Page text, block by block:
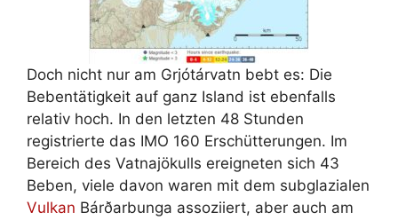
Doch nicht nur am Grjótárvatn bebt es: Die
Bebentätigkeit auf ganz Island ist ebenfalls
relativ hoch. In den letzten 48 Stunden
registrierte das IMO 160 Erschütterungen. Im
Bereich des Vatnajökulls ereigneten sich 43
Beben, viele davon waren mit dem subglazialen
Vulkan Bárðarbunga assoziiert, aber auch am